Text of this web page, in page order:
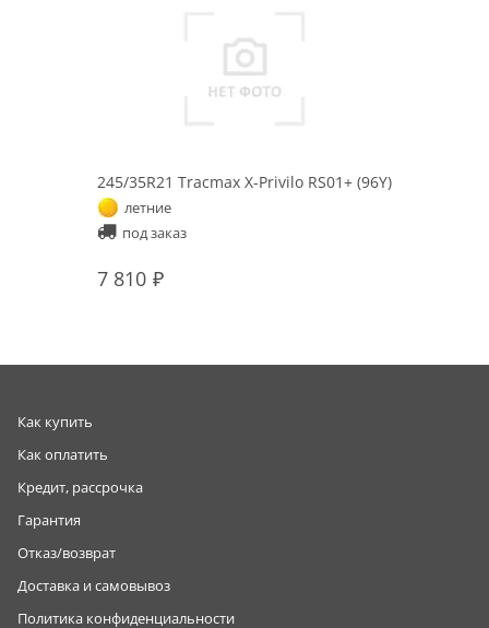
245/35R21 Tracmax X-Privilo RS01+ (96Y)
летние
под заказ
7 810
Как купить
Как оплатить
Кредит, рассрочка
Гарантия
Отказ/возврат
Доставка и самовывоз
Политика конфиденциальности